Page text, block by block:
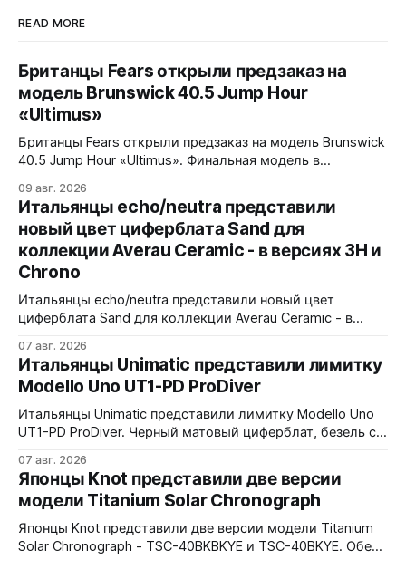
READ MORE
Британцы Fears открыли предзаказ на
модель Brunswick 40.5 Jump Hour
«Ultimus»
Британцы Fears открыли предзаказ на модель Brunswick
40.5 Jump Hour «Ultimus». Финальная модель в
с Andrew Morgan. Прыгающий час реализован на модуле
JJ01 (разработка Christopher Ward) на базе Sellita SW200.
Циферблат собран из трех элементов, находящихся над
люминесцентным часовым диском: внешний - сапфир с
09 авг. 2026
Итальянцы echo/neutra представили
новый цвет циферблата Sand для
коллекции Averau Ceramic - в версиях 3H и
Chrono
Итальянцы echo/neutra представили новый цвет
циферблата Sand для коллекции Averau Ceramic - в
контрастирует с тёмным корпусом из матовой чёрной
керамики и титана Grade 2. Сапфировое стекло с
куполом, завинчивающаяся заводная головка,
водозащита 100 метров. Ремешки на выбор - чёрный
текстильный, чёрный веганский (BioVeg из
07 авг. 2026
Итальянцы Unimatic представили лимитку
Modello Uno UT1-PD ProDiver
Итальянцы Unimatic представили лимитку Modello Uno
UT1-PD ProDiver. Черный матовый циферблат, безель с
стекло 2,5 мм с антибликом. Крышка с гравировкой
дайверской маски. Соответствует стандарту MIL-STD-
810H. Водозащита 300 метров. 40x41,5 мм Seiko VH31A
кварц На черном каучуковом ремешке
07 авг. 2026
Японцы Knot представили две версии
модели Titanium Solar Chronograph
Японцы Knot представили две версии модели Titanium
Solar Chronograph - TSC-40BKBKYE и TSC-40BKYE. Обе